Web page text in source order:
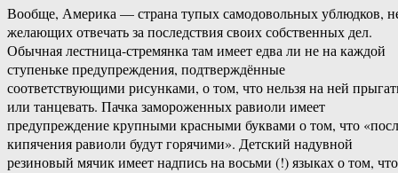
Вообще, Америка — страна тупых самодовольных ублюдков,
желающих отвечать за последствия своих собственных дел.
Обычная лестница-стремянка там имеет едва ли не на каждой
ступеньке предупреждения, подтверждённые
соответствующими рисунками, о том, что нельзя на ней
или танцевать. Пачка замороженных равиоли имеет
предупреждение крупными красными буквами о том, что
кипячения равиоли будут горячими». Детский надувной
резиновый мячик имеет надпись на восьми (!) языках о том, что